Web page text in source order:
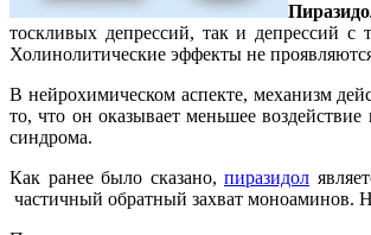
тоскливых депрессий, так и депрессий с
Холинолитические эффекты не
В нейрохимическом аспекте, механизм
то, что он оказывает меньшее
синдрома.
Как ранее было сказано, пиразидол
частичный обратный захват моноаминов.